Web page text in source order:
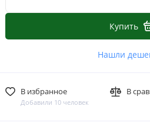
Купить
Нашли
В избранное
Добавили 10 человек
В